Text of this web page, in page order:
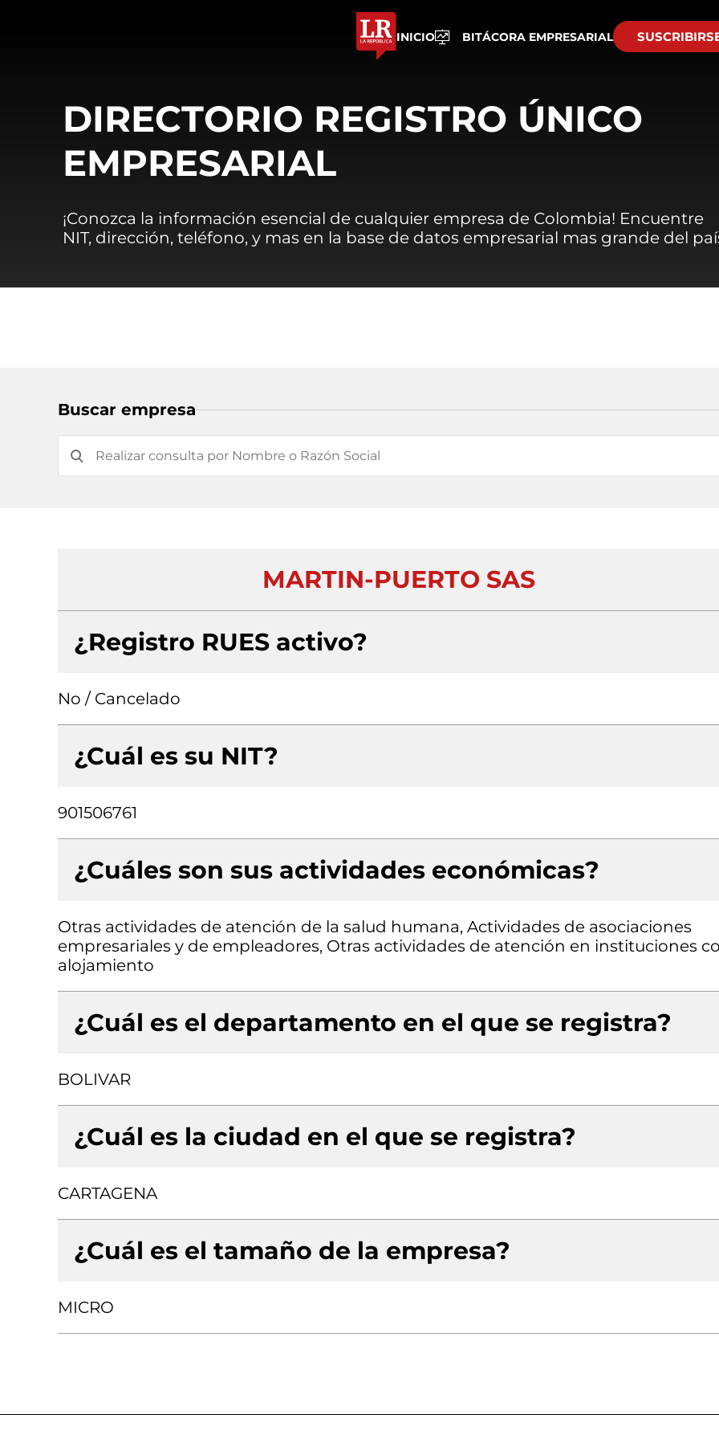
INICIO BITÁCORA EMPRESARIAL
DIRECTORIO REGISTRO ÚNICO
EMPRESARIAL
¡Conozca la información esencial de cualquier empresa de Colombia! Encuentre
NIT, dirección, teléfono, y mas en la base de datos empresarial mas grande del
Buscar empresa
MARTIN-PUERTO SAS
¿Registro RUES activo?
No / Cancelado
¿Cuál es su NIT?
901506761
¿Cuáles son sus actividades económicas?
Otras actividades de atención de la salud humana, Actividades de asociaciones
empresariales y de empleadores, Otras actividades de atención en instituciones
alojamiento
¿Cuál es el departamento en el que se registra?
BOLIVAR
¿Cuál es la ciudad en el que se registra?
CARTAGENA
¿Cuál es el tamaño de la empresa?
MICRO